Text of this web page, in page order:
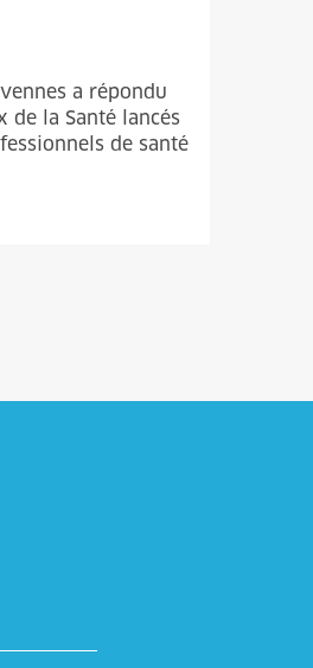
a répondu
de la Santé lancés
de santé